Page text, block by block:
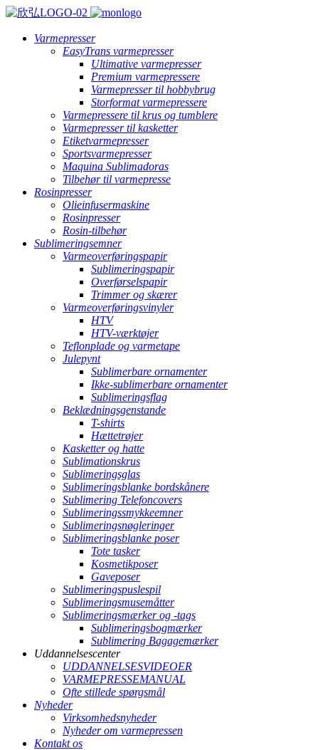
Varmepresser
EasyTrans varmepresser
Ultimative varmepresser
Premium varmepressere
Varmepresser til hobbybrug
Storformat varmepressere
Varmepressere til krus og tumblere
Varmepresser til kasketter
Etiketvarmepresser
Sportsvarmepresser
Maquina Sublimadoras
Tilbehør til varmepresse
Rosinpresser
Olieinfusermaskine
Rosinpresser
Rosin-tilbehør
Sublimeringsemner
Varmeoverføringspapir
Sublimeringspapir
Overførselspapir
Trimmer og skærer
Varmeoverføringsvinyler
HTV
HTV-værktøjer
Teflonplade og varmetape
Julepynt
Sublimerbare ornamenter
Ikke-sublimerbare ornamenter
Sublimeringsflag
Beklædningsgenstande
T-shirts
Hættetrøjer
Kasketter og hatte
Sublimationskrus
Sublimeringsglas
Sublimeringsblanke bordskånere
Sublimering Telefoncovers
Sublimeringssmykkeemner
Sublimeringsnøgleringer
Sublimeringsblanke poser
Tote tasker
Kosmetikposer
Gaveposer
Sublimeringspuslespil
Sublimeringsmusemåtter
Sublimeringsmærker og -tags
Sublimeringsbogmærker
Sublimering Bagagemærker
Uddannelsescenter
UDDANNELSESVIDEOER
VARMEPRESSEMANUAL
Ofte stillede spørgsmål
Nyheder
Virksomhedsnyheder
Nyheder om varmepressen
Kontakt os